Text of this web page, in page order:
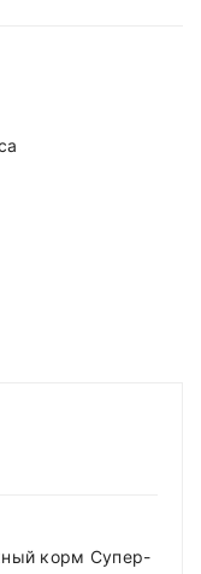
корм Супер-